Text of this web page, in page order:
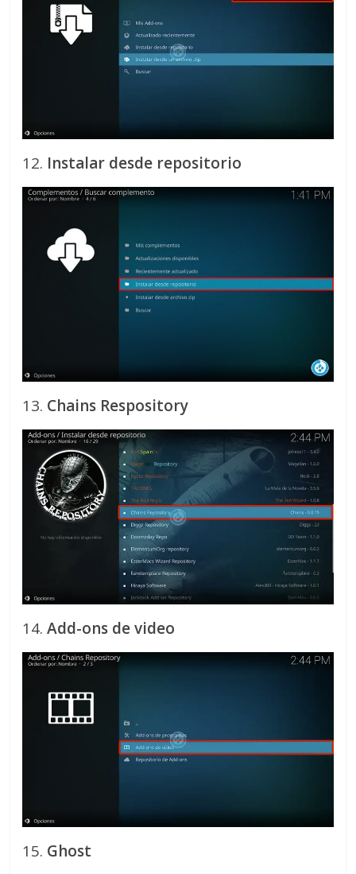
12. Instalar desde repositorio
13. Chains Respository
14.Add-ons de video
15. Ghost